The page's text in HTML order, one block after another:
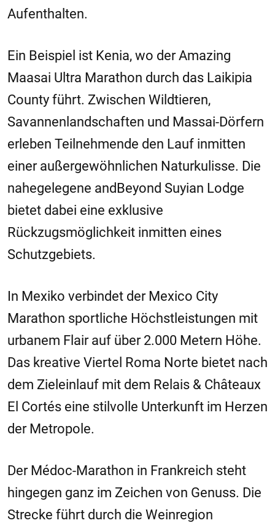
Aufenthalten.
Ein Beispiel ist Kenia, wo der Amazing
Maasai Ultra Marathon durch das Laikipia
County führt. Zwischen Wildtieren,
Savannenlandschaften und Massai-Dörfern
erleben Teilnehmende den Lauf inmitten
einer außergewöhnlichen Naturkulisse. Die
nahegelegene andBeyond Suyian Lodge
bietet dabei eine exklusive
Rückzugsmöglichkeit inmitten eines
Schutzgebiets.
In Mexiko verbindet der Mexico City
Marathon sportliche Höchstleistungen mit
urbanem Flair auf über 2.000 Metern Höhe.
Das kreative Viertel Roma Norte bietet nach
dem Zieleinlauf mit dem Relais & Châteaux
El Cortés eine stilvolle Unterkunft im Herzen
der Metropole.
Der Médoc-Marathon in Frankreich steht
hingegen ganz im Zeichen von Genuss. Die
Strecke führt durch die Weinregion